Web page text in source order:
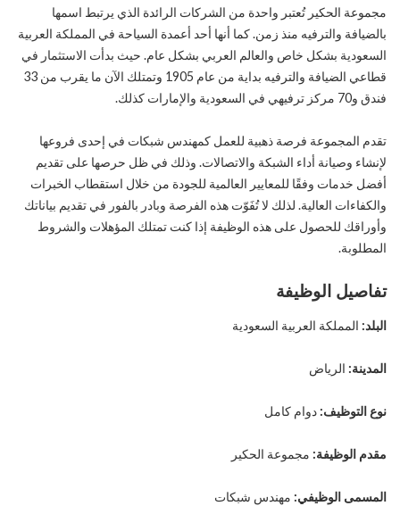
مجموعة الحكير تُعتبر واحدة من الشركات الرائدة الذي يرتبط اسمها
بالضيافة والترفيه منذ زمن. كما أنها أحد أعمدة السياحة في المملكة العربية
السعودية بشكل خاص والعالم العربي بشكل عام. حيث بدأت الاستثمار في
قطاعي الضيافة والترفيه بداية من عام 1905 وتمتلك الآن ما يقرب من 33
فندق و70 مركز ترفيهي في السعودية والإمارات كذلك.
تقدم المجموعة فرصة ذهبية للعمل كمهندس شبكات في إحدى فروعها
لإنشاء وصيانة أداء الشبكة والاتصالات. وذلك في ظل حرصها على تقديم
أفضل خدمات وفقًا للمعايير العالمية للجودة من خلال استقطاب الخبرات
والكفاءات العالية. لذلك لا تُفَوّت هذه الفرصة وبادر بالفور في تقديم بياناتك
وأوراقك للحصول على هذه الوظيفة إذا كنت تمتلك المؤهلات والشروط
المطلوبة.
تفاصيل الوظيفة
البلد: المملكة العربية السعودية
المدينة: الرياض
نوع التوظيف: دوام كامل
مقدم الوظيفة: مجموعة الحكير
المسمى الوظيفي: مهندس شبكات